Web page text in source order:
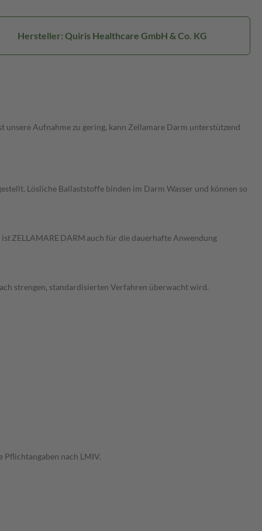
Hersteller: Quiris Healthcare GmbH & Co. KG
Aufnahme zu gering, kann Zellamare Darm unterstützend
Lösliche Ballaststoffe binden im Darm Wasser und können so
ZELLAMARE DARM auch für die dauerhafte Anwendung
strengen, standardisierten Verfahren überwacht wird.
nach LMIV.